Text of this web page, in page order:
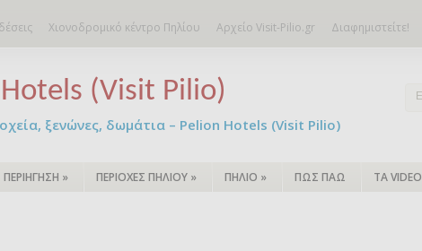
Χιονοδρομικό κέντρο Πηλίου Αρχείο Visit-Pilio.gr Διαφημιστείτε!
(Visit Pilio)
ξενώνες, δωμάτια – Pelion Hotels (Visit Pilio)
ΠΕΡΙΗΓΗΣΗ » ΠΕΡΙΟΧΕΣ ΠΗΛΙΟΥ » ΠΗΛΙΟ » ΠΩΣ ΠΑΩ ΤΑ VIDEO